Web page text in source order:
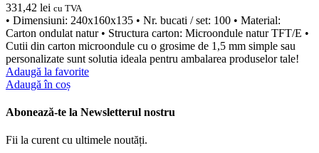
331,42 lei cu TVA
• Dimensiuni: 240x160x135 • Nr. bucati / set: 100 • Material:
Carton ondulat natur • Structura carton: Microondule natur TFT/E •
Cutii din carton microondule cu o grosime de 1,5 mm simple sau
personalizate sunt solutia ideala pentru ambalarea produselor tale!
Adaugă la favorite
Adaugă în coș
Abonează-te la Newsletterul nostru
Fii la curent cu ultimele noutăți.